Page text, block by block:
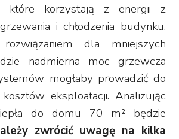
które korzystają z energii z
i chłodzenia budynku,
dla mniejszych
nadmierna moc grzewcza
mogłaby prowadzić do
eksploatacji. Analizując
do domu 70 m² będzie
zwrócić uwagę na kilka